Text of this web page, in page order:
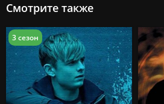
Смотрите также
3 сезон